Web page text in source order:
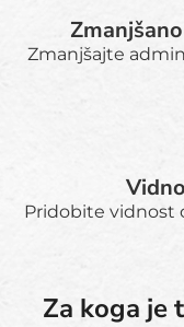
Zmanjšajte
Pridobite vidnost
Za koga je